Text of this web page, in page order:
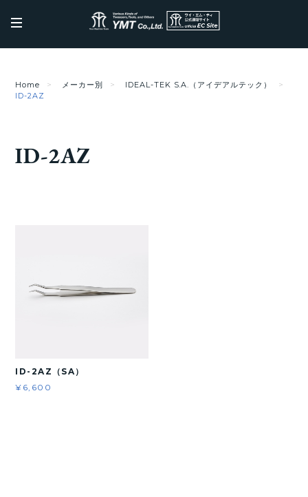
Home メーカー別
IDEAL-TEK S.A.（アイデアルテック）
ID-2AZ
ID-2AZ
ID-2AZ（SA）
¥6,600